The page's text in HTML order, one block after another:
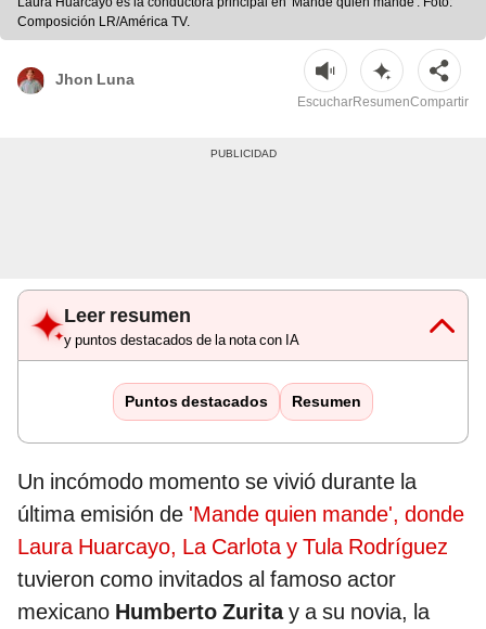
Composición LR/América TV.
Jhon Luna
EscucharResumenCompartir
Leer resumen
y puntos destacados de la nota con IA
Puntos destacados Resumen
Un incómodo momento se vivió durante la
última emisión de 'Mande quien mande', donde
Laura Huarcayo, La Carlota y Tula Rodríguez
tuvieron como invitados al famoso actor
mexicano Humberto Zuritay a su novia, la